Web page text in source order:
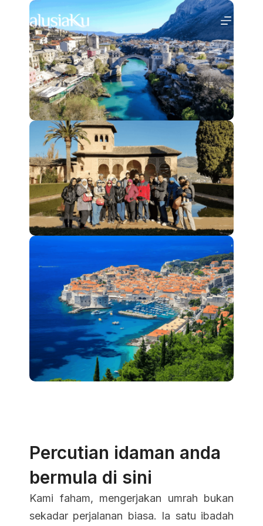
Percutian idaman anda
bermula di sini
Kami faham, mengerjakan umrah bukan
sekadar perjalanan biasa. Ia satu ibadah